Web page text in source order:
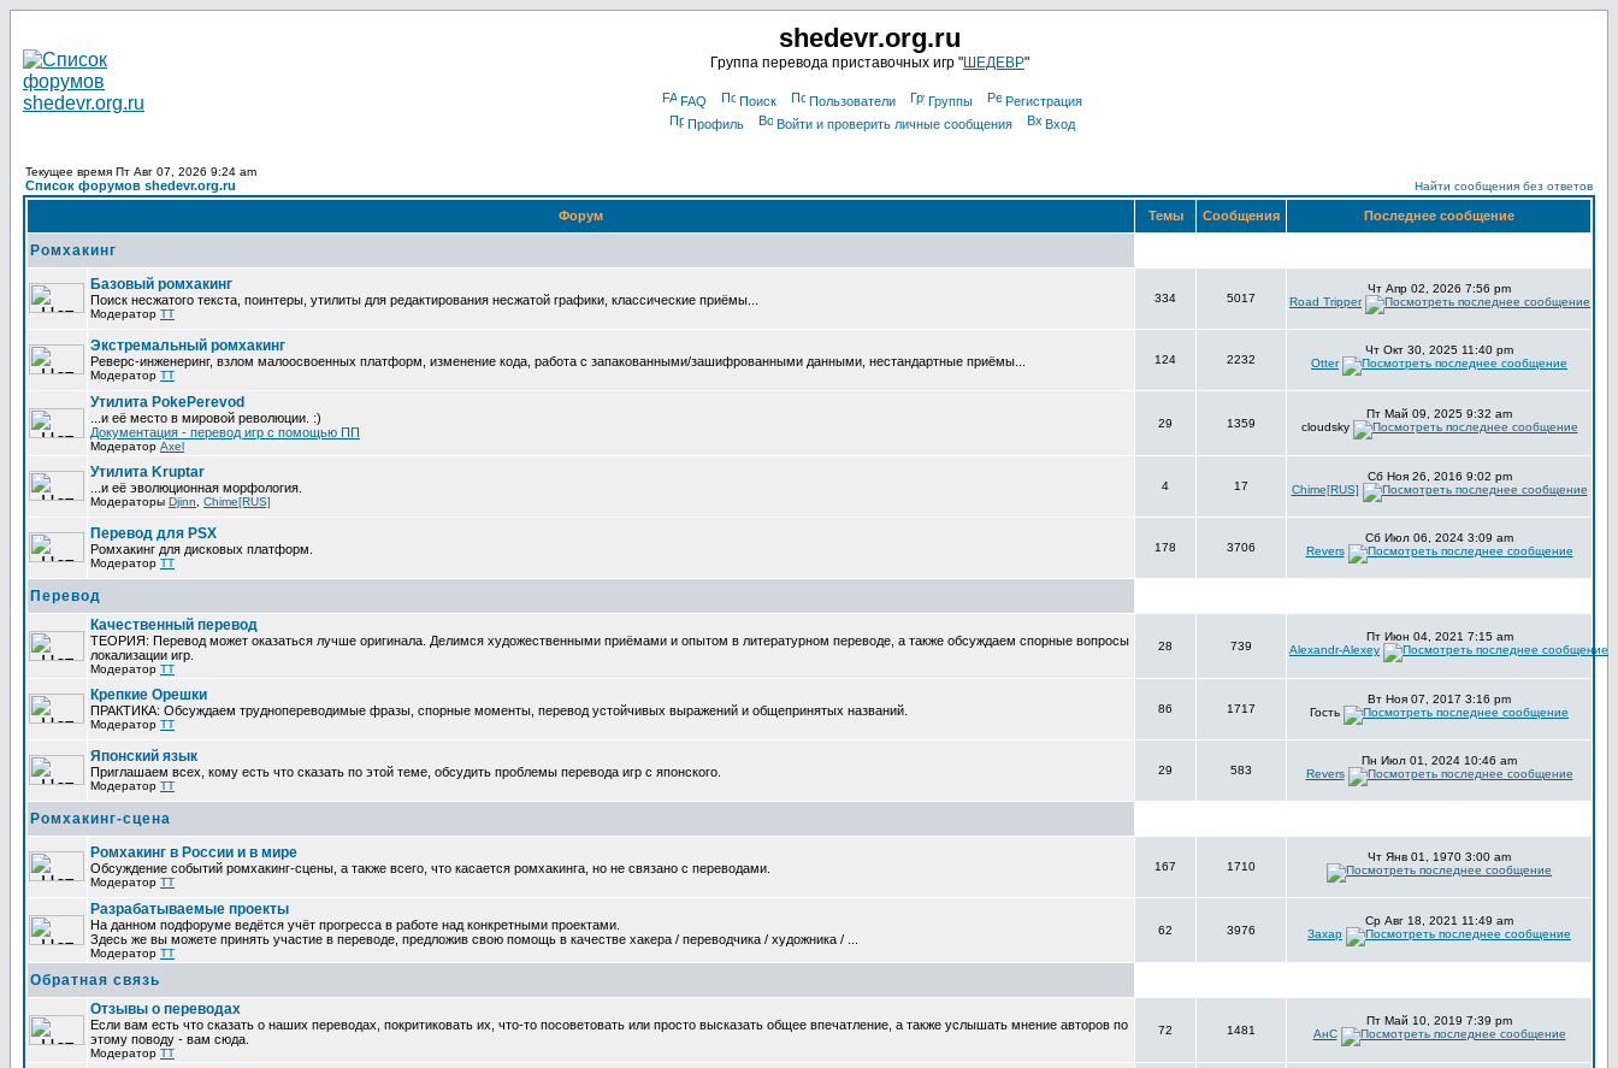
shedevr.org.ru
Группа перевода приставочных игр "ШЕДЕВР"
FAQ Поиск Пользователи Группы
Регистрация
Профиль
Войти и проверить личные сообщения Вход
Текущее время Пт Авг 07, 2026 9:24 am
Список форумов shedevr.org.ru Найти сообщения без ответов
Форум Темы Сообщения Последнее сообщение
Ромхакинг
Базовый ромхакинг
Поиск несжатого текста, поинтеры, утилиты для редактирования несжатой графики, классические приёмы...
Модератор TT
334 5017
Чт Апр 02, 2026 7:56 pm
Road Tripper
Экстремальный ромхакинг
Реверс-инженеринг, взлом малоосвоенных платформ, изменение кода, работа с запакованными/зашифрованными данными, нестандартные приёмы...
Модератор TT
124 2232
Чт Окт 30, 2025 11:40 pm
Otter
Утилита PokePerevod
...и её место в мировой революции. :)
Документация - перевод игр с помощью ПП
Модератор Axel
29 1359
Пт Май 09, 2025 9:32 am
cloudsky
Утилита Kruptar
...и её эволюционная морфология.
Модераторы Djinn Chime[RUS]
4 17
Сб Ноя 26, 2016 9:02 pm
Chime[RUS]
Перевод для PSX
Ромхакинг для дисковых платформ.
Модератор TT
178 3706
Сб Июл 06, 2024 3:09 am
Revers
Перевод
Качественный перевод
ТЕОРИЯ: Перевод может оказаться лучше оригинала. Делимся художественными приёмами и опытом в литературном переводе, а также обсуждаем спорные вопросы
локализации игр.
Модератор TT
28 739
Пт Июн 04, 2021 7:15 am
Alexandr-Alexey
Крепкие Орешки
ПРАКТИКА: Обсуждаем труднопереводимые фразы, спорные моменты, перевод устойчивых выражений и общепринятых названий.
Модератор TT
86 1717
Вт Ноя 07, 2017 3:16 pm
Гость
Японский язык
Приглашаем всех, кому есть что сказать по этой теме, обсудить проблемы перевода игр с японского.
Модератор TT
29 583
Пн Июл 01, 2024 10:46 am
Revers
Ромхакинг-сцена
Ромхакинг в России и в мире
Обсуждение событий ромхакинг-сцены, а также всего, что касается ромхакинга, но не связано с переводами.
Модератор TT
167 1710
Чт Янв 01, 1970 3:00 am
Разрабатываемые проекты
На данном подфоруме ведётся учёт прогресса в работе над конкретными проектами.
Здесь же вы можете принять участие в переводе, предложив свою помощь в качестве хакера / переводчика / художника / ...
Модератор TT
62 3976
Ср Авг 18, 2021 11:49 am
Захар
Обратная связь
Отзывы о переводах
Если вам есть что сказать о наших переводах, покритиковать их, что-то посоветовать или просто высказать общее впечатление, а также услышать мнение авторов по
этому поводу - вам сюда.
Модератор TT
72 1481
Пт Май 10, 2019 7:39 pm
АнС